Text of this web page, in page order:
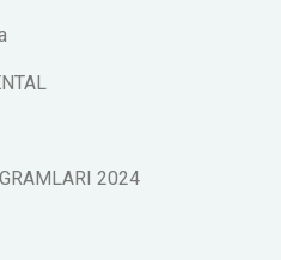
2024